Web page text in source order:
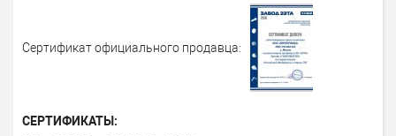
Сертификат официального продавца:
СЕРТИФИКАТЫ: